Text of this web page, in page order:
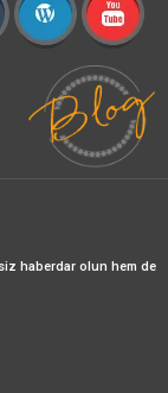
haberdar olun hem de